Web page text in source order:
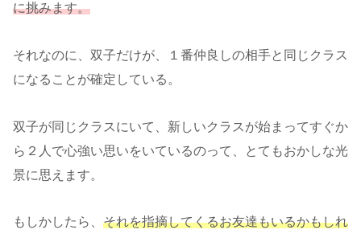
に挑みます。
それなのに、双子だけが、１番仲良しの相手と同じクラス
になることが確定している。
双子が同じクラスにいて、新しいクラスが始まってすぐか
ら２人で心強い思いをいているのって、とてもおかしな光
景に思えます。
もしかしたら、 それを指摘してくるお友達もいるかもしれ